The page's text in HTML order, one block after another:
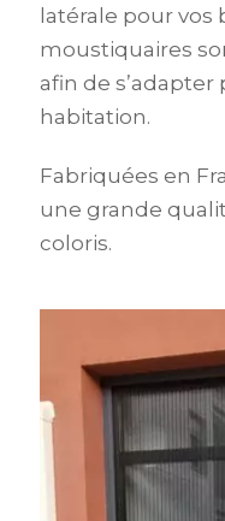
latérale pour vos
moustiquaires
afin de
habitation.
Fabriquées en
une grande
coloris.